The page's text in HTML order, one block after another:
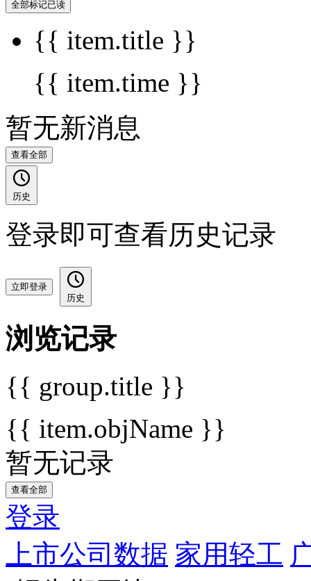
全部标记已读
{{ item.title }}
{{ item.time }}
暂无新消息
查看全部
历史
登录即可查看历史记录
立即登录
历史
浏览记录
{{ group.title }}
{{ item.objName }}
暂无记录
查看全部
登录
上市公司数据 家用轻工